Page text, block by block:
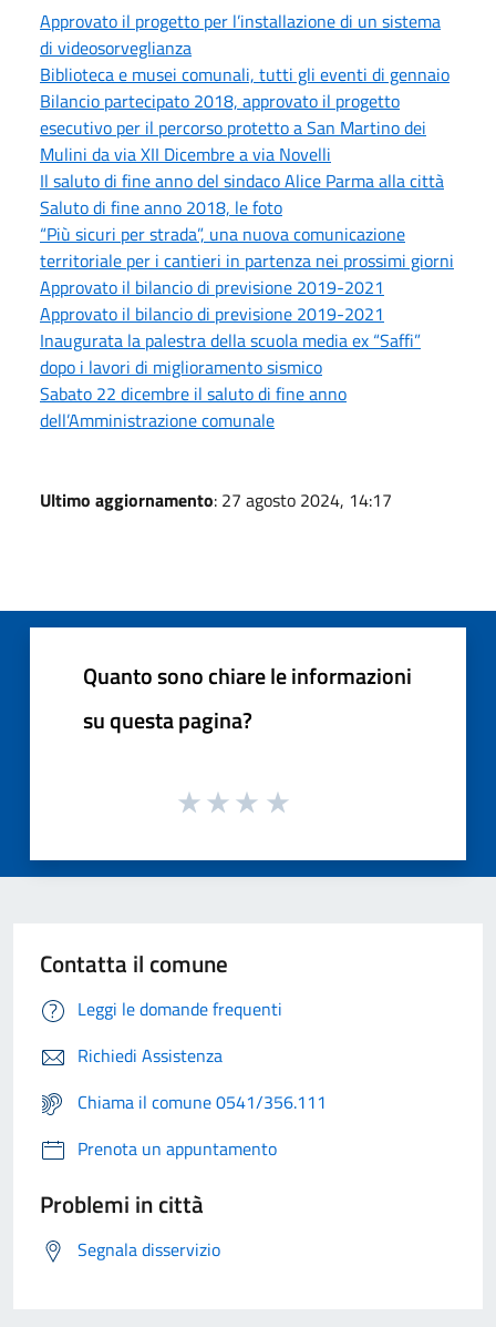
Approvato il progetto per l’installazione di un sistema
di videosorveglianza
Biblioteca e musei comunali, tutti gli eventi di gennaio
Bilancio partecipato 2018, approvato il progetto
esecutivo per il percorso protetto a San Martino dei
Mulini da via XII Dicembre a via Novelli
Il saluto di fine anno del sindaco Alice Parma alla città
Saluto di fine anno 2018, le foto
“Più sicuri per strada”, una nuova comunicazione
territoriale per i cantieri in partenza nei prossimi giorni
Approvato il bilancio di previsione 2019-2021
Approvato il bilancio di previsione 2019-2021
Inaugurata la palestra della scuola media ex “Saffi”
dopo i lavori di miglioramento sismico
Sabato 22 dicembre il saluto di fine anno
dell’Amministrazione comunale
Ultimo aggiornamento: 27 agosto 2024, 14:17
Quanto sono chiare le informazioni
su questa pagina?
Contatta il comune
Leggi le domande frequenti
Richiedi Assistenza
Chiama il comune 0541/356.111
Prenota un appuntamento
Problemi in città
Segnala disservizio